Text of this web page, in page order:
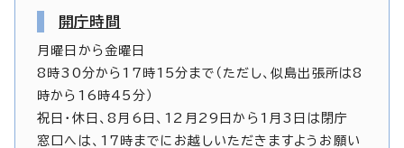
開庁時間
月曜日から金曜日
8時30分から17時15分まで（ただし、似島出張所は8
時から16時45分）
祝日・休日、8月6日、12月29日から1月3日は閉庁
窓口へは、17時までにお越しいただきますようお願い